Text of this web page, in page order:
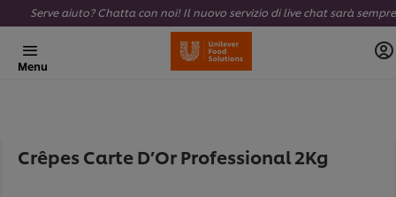
Menu
Crêpes Carte D’Or Professional 2Kg